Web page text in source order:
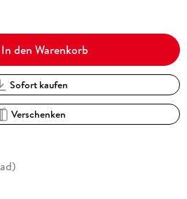
In den Warenkorb
Sofort kaufen
Verschenken